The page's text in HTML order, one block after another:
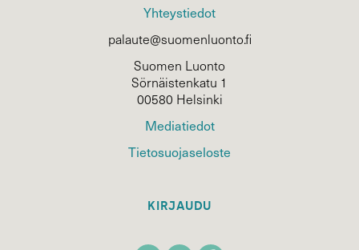
Yhteystiedot
palaute@suomenluonto.fi
Suomen Luonto
Sörnäistenkatu 1
00580 Helsinki
Mediatiedot
Tietosuojaseloste
KIRJAUDU